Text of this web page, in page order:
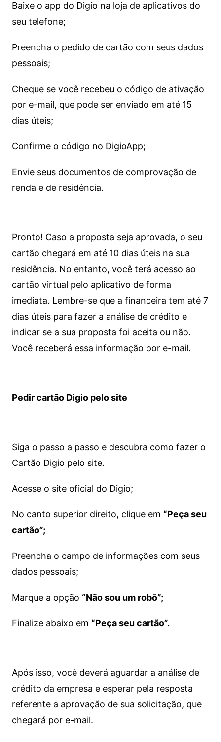
Baixe o app do Digio na loja de aplicativos do
seu telefone;
Preencha o pedido de cartão com seus dados
pessoais;
Cheque se você recebeu o código de ativação
por e-mail, que pode ser enviado em até 15
dias úteis;
Confirme o código no DigioApp;
Envie seus documentos de comprovação de
renda e de residência.
Pronto! Caso a proposta seja aprovada, o seu
cartão chegará em até 10 dias úteis na sua
residência. No entanto, você terá acesso ao
cartão virtual pelo aplicativo de forma
imediata. Lembre-se que a financeira tem até 7
dias úteis para fazer a análise de crédito e
indicar se a sua proposta foi aceita ou não.
Você receberá essa informação por e-mail.
Pedir cartão Digio pelo site
Siga o passo a passo e descubra como fazer o
Cartão Digio pelo site.
Acesse o site oficial do Digio;
No canto superior direito, clique em “Peça seu
cartão”;
Preencha o campo de informações com seus
dados pessoais;
Marque a opção “Não sou um robô”;
Finalize abaixo em “Peça seu cartão”.
Após isso, você deverá aguardar a análise de
crédito da empresa e esperar pela resposta
referente a aprovação de sua solicitação, que
chegará por e-mail.